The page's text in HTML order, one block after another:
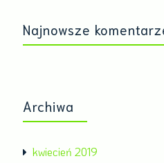
Najnowsze
Archiwa
kwiecień 2019